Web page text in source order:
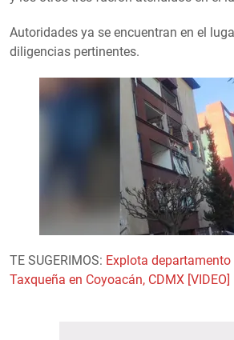
Autoridades ya se encuentran en el
diligencias pertinentes.
TE SUGERIMOS: Explota departamento
Taxqueña en Coyoacán, CDMX [VIDEO]